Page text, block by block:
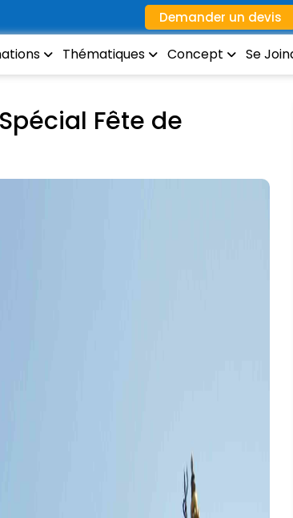
Demander un devis
Thématiques Concept Se
Fête de